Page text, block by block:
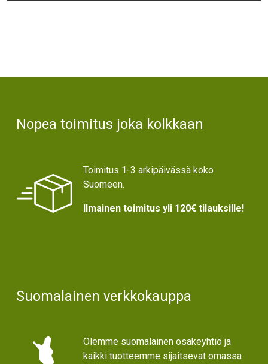
Nopea toimitus joka kolkkaan
Toimitus 1-3 arkipäivässä koko
Suomeen.
Ilmainen toimitus yli 120€ tilauksille!
Suomalainen verkkokauppa
Olemme suomalainen osakeyhtiö ja
kaikki tuotteemme sijaitsevat omassa